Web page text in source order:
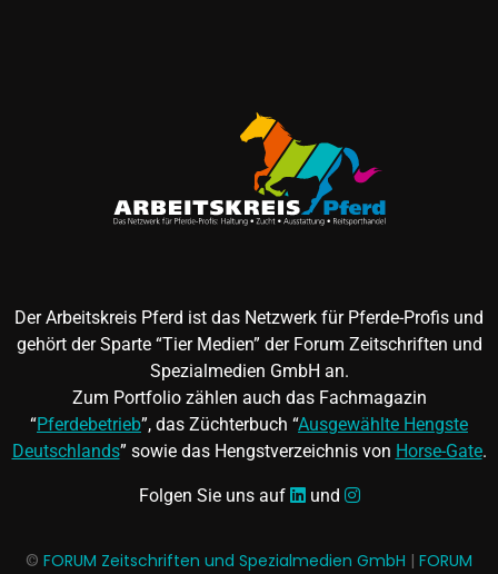
Der Arbeitskreis Pferd ist das Netzwerk für Pferde-Profis und
gehört der Sparte “Tier Medien” der Forum Zeitschriften und
Spezialmedien GmbH an.
Zum Portfolio zählen auch das Fachmagazin
“Pferdebetrieb”, das Züchterbuch “Ausgewählte Hengste
Deutschlands” sowie das Hengstverzeichnis von Horse-Gate.
Folgen Sie uns auf und
© FORUM Zeitschriften und Spezialmedien GmbH | FORUM